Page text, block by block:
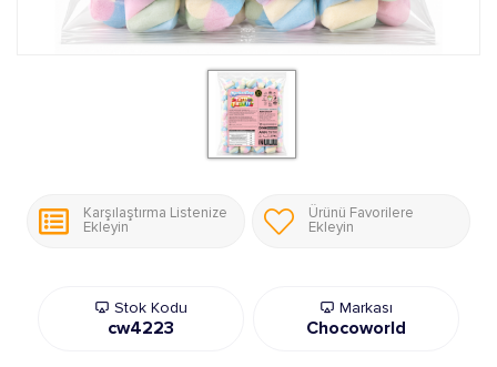
Karşılaştırma Listenize
Ekleyin
Ürünü Favorilere
Ekleyin
Stok Kodu
cw4223
Markası
Chocoworld